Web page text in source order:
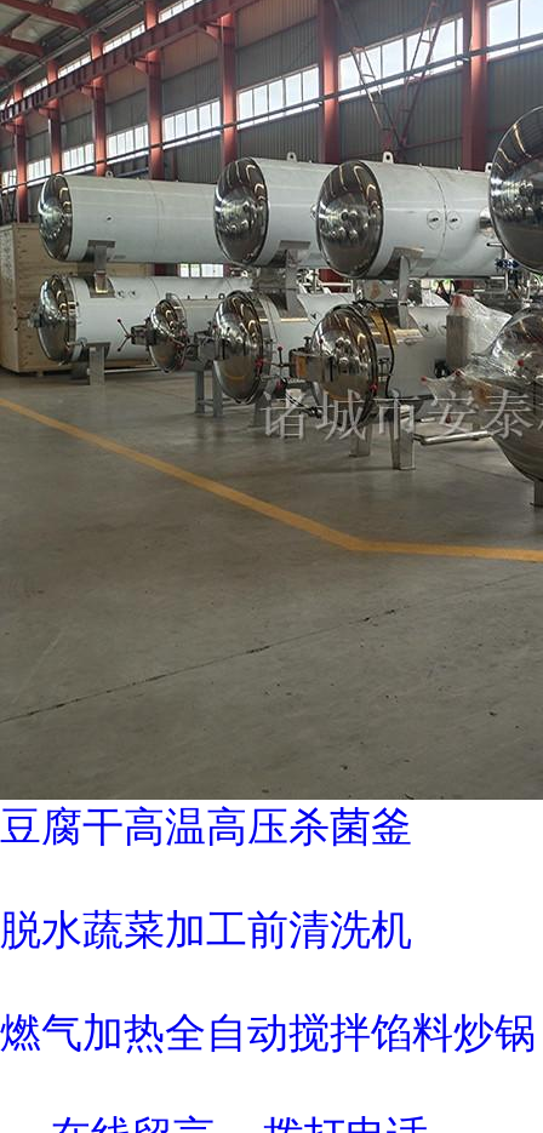
豆腐干高温高压杀菌釜
脱水蔬菜加工前清洗机
燃气加热全自动搅拌馅料炒锅